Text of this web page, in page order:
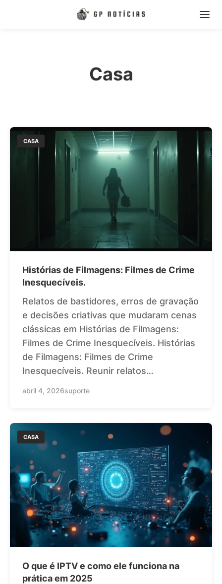
Casa
CASA
Histórias de Filmagens: Filmes de Crime
Inesquecíveis.
Relatos de bastidores, erros de gravação
e decisões criativas que mudaram cenas
clássicas em Histórias de Filmagens:
Filmes de Crime Inesquecíveis. Histórias
de Filmagens: Filmes de Crime
Inesquecíveis. Reunir relatos…
abril 4, 2026suporte
CASA
O que é IPTV e como ele funciona na
prática em 2025